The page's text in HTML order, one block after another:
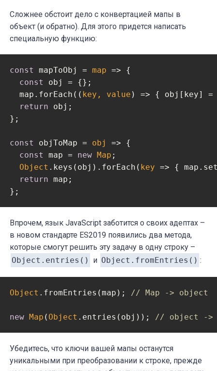
Сложнее обстоит дело с конвертацией мапы в
объект (и обратно). Для этого придется написать
специальную функцию:
const mapToObj = map => {
const
obj = {};
  map.forEach(
( key, value ) => { obj[key] =
return obj;
};
const objToMap = obj => {
const
map = new Map ;
Object .keys(obj).forEach( key => {
return map;
};
Впрочем, язык JavaScript заботится о своих адептах –
в новом стандарте ES2019 появились два метода,
которые смогут решить эту задачу в одну строку –
Object.entries()
и Object.fromEntries() :
Object .fromEntries(map); // Map -> object
new Map ( Object .entries(obj)); // object ->
Убедитесь, что ключи вашей мапы останутся
уникальными при преобразовании к строке, прежде